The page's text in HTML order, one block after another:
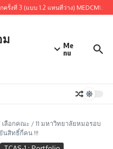
ครั้งที่ 3 (แบบ 1.2 แทนที่ว่าง) MEDCMU
Me
nu
เลือกคณะ /11 มหาวิทยาลัยหมอรอบ
นสิทธิ์กี่คน !!!